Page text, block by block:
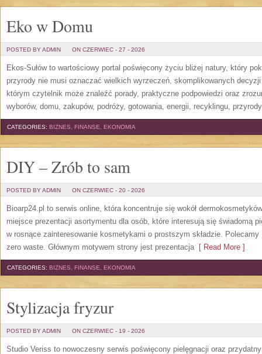
Eko w Domu
POSTED BY ADMIN ON CZERWIEC - 27 - 2026
Ekos-Sułów to wartościowy portal poświęcony życiu bliżej natury, który
przyrody nie musi oznaczać wielkich wyrzeczeń, skomplikowanych
którym czytelnik może znaleźć porady, praktyczne podpowiedzi oraz
wyborów, domu, zakupów, podróży, gotowania, energii, recyklingu,
CATEGORIES: BIZNES, FINANSE, EKONOMIA
DIY – Zrób to sam
POSTED BY ADMIN ON CZERWIEC - 20 - 2026
Bioarp24.pl to serwis online, która koncentruje się wokół
miejsce prezentacji asortymentu dla osób, które interesują się świadomą
w rosnące zainteresowanie kosmetykami o prostszym składzie. Polecamy
zero waste. Głównym motywem strony jest prezentacja[ Read More ]
CATEGORIES: BIZNES, FINANSE, EKONOMIA
Stylizacja fryzur
POSTED BY ADMIN ON CZERWIEC - 19 - 2026
Studio Veriss to nowoczesny serwis poświęcony pielęgnacji oraz